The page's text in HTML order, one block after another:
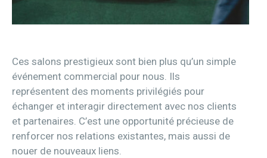
Ces salons prestigieux sont bien plus qu’un simple
événement commercial pour nous. Ils
représentent des moments privilégiés pour
échanger et interagir directement avec nos clients
et partenaires. C’est une opportunité précieuse de
renforcer nos relations existantes, mais aussi de
nouer de nouveaux liens.